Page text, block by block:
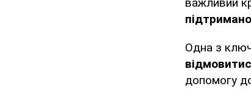
Одна з
допомогу